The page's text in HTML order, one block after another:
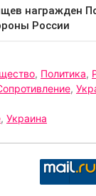
, Политика,
,
, Украина